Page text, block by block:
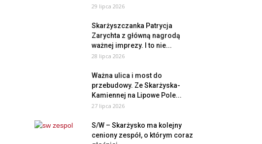
29 lipca 2026
Skarżyszczanka Patrycja
Zarychta z główną nagrodą
ważnej imprezy. I to nie...
28 lipca 2026
Ważna ulica i most do
przebudowy. Ze Skarżyska-
Kamiennej na Lipowe Pole...
27 lipca 2026
S/W – Skarżysko ma kolejny
ceniony zespół, o którym coraz